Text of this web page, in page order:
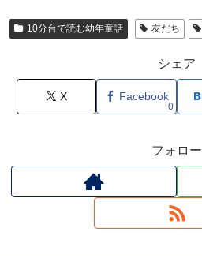
10分台で読む幼年童話 友だち
シェア
X Facebook
0
フォロー